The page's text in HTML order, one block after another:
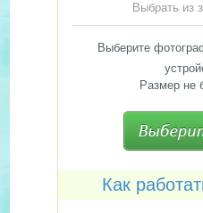
Выбрать из
Выберите
Размер не
Как